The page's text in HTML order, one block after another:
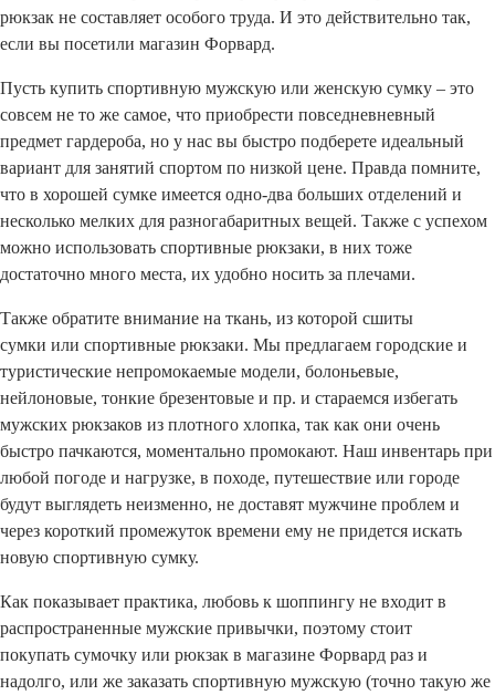
рюкзак не составляет особого труда. И это действительно так,
если вы посетили магазин Форвард.
Пусть купить спортивную мужскую или женскую сумку – это
совсем не то же самое, что приобрести повседневневный
предмет гардероба, но у нас вы быстро подберете идеальный
вариант для занятий спортом по низкой цене. Правда помните,
что в хорошей сумке имеется одно-два больших отделений и
несколько мелких для разногабаритных вещей. Также с успехом
можно использовать спортивные рюкзаки, в них тоже
достаточно много места, их удобно носить за плечами.
Также обратите внимание на ткань, из которой сшиты
сумки или спортивные рюкзаки. Мы предлагаем городские и
туристические непромокаемые модели, болоньевые,
нейлоновые, тонкие брезентовые и пр. и стараемся избегать
мужских рюкзаков из плотного хлопка, так как они очень
быстро пачкаются, моментально промокают. Наш инвентарь при
любой погоде и нагрузке, в походе, путешествие или городе
будут выглядеть неизменно, не доставят мужчине проблем и
через короткий промежуток времени ему не придется искать
новую спортивную сумку.
Как показывает практика, любовь к шоппингу не входит в
распространенные мужские привычки, поэтому стоит
покупать сумочку или рюкзак в магазине Форвард раз и
надолго, или же заказать спортивную мужскую (точно такую же